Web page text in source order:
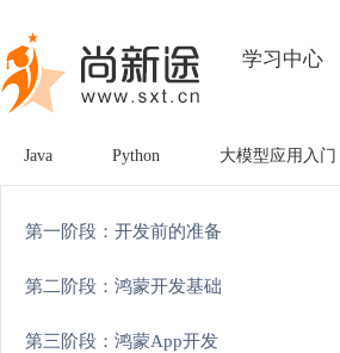
学习中心
Java Python 大模型应用入门
第一阶段：开发前的准备
第二阶段：鸿蒙开发基础
第三阶段：鸿蒙App开发